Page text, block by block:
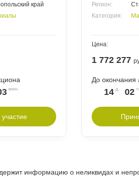
край
Регион:
Категория:
Цена:
1 772 277
До окончания
14 02
информацию о неликвидах и